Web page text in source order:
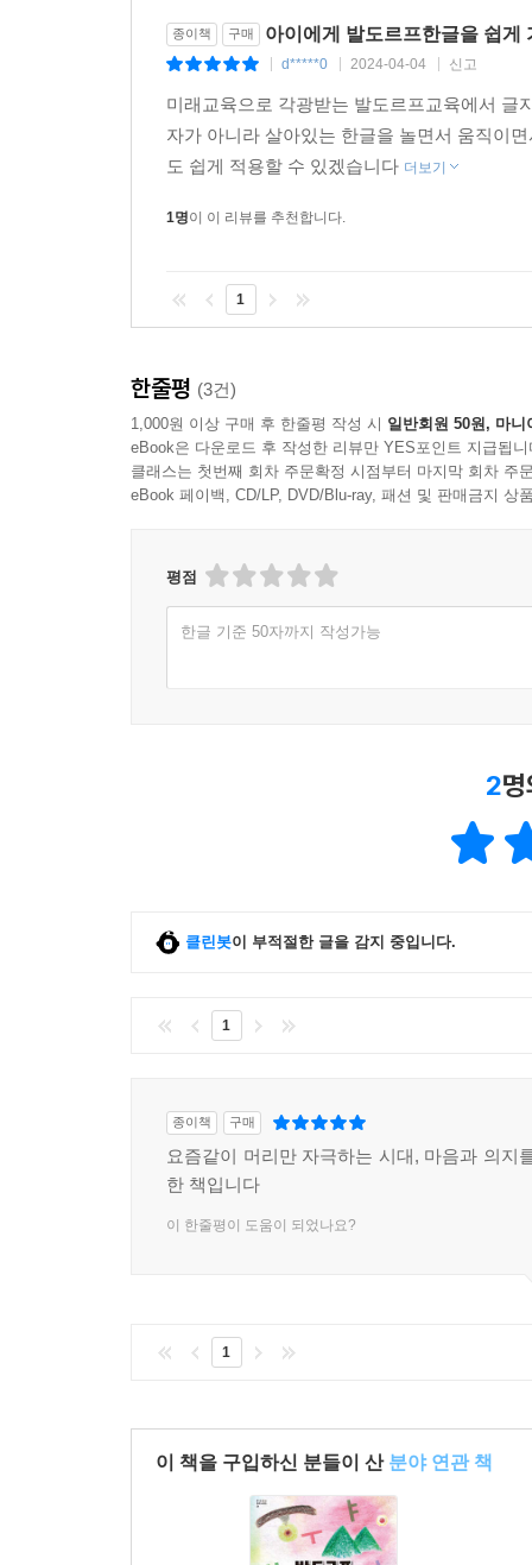
종이책 구매 아이에게 발도르프한글을 쉽게
d*****0 2024-04-04 신고
미래교육으로 각광받는 발도르프교육에서 글
자가 아니라 살아있는 한글을 놀면서 움직이
도 쉽게 적용할 수 있겠습니다 더보기
1명이 이 리뷰를 추천합니다.
1
한줄평 (3건)
1,000원 이상 구매 후 한줄평 작성 시 일반회원 50원, 마니
eBook은 다운로드 후 작성한 리뷰만 YES포인트 지급됩니
클래스는 첫번째 회차 주문확정 시점부터 마지막 회차 주
eBook 페이백, CD/LP, DVD/Blu-ray, 패션 및 판매금지 상
평점
한글 기준 50자까지 작성가능
2
클린봇이 부적절한 글을 감지 중입니다.
1
종이책 구매
요즘같이 머리만 자극하는 시대, 마음과 의지
한 책입니다
이 한줄평이 도움이 되었나요?
1
이 책을 구입하신 분들이 산 분야 연관 책